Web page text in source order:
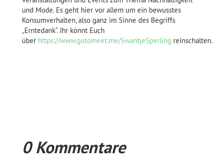
und Mode. Es geht hier vor allem um ein bewusstes
Konsumverhalten, also ganz im Sinne des Begriffs
„Erntedank“. Ihr könnt Euch
über https://www.gotomeet.me/SwantjeSperling reinschalten.
0 Kommentare